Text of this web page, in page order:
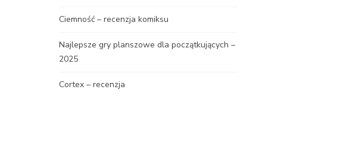
Ciemność – recenzja komiksu
Najlepsze gry planszowe dla początkujących –
2025
Cortex – recenzja